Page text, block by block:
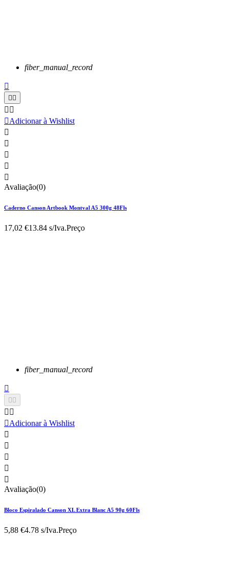
fiber_manual_record

 
 
Adicionar à Wishlist





Avaliação(0)
Caderno Canson Artbook Montval A5 300g 48Fls
17,02 €13.84 s/Iva.Preço
fiber_manual_record

 
 
Adicionar à Wishlist





Avaliação(0)
Bloco Espiralado Canson XL Extra Blanc A5 90g 60Fls
5,88 €4.78 s/Iva.Preço